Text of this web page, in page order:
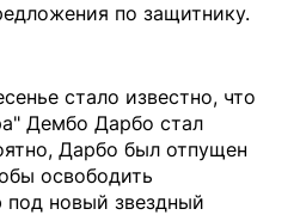
по защитнику.
стало известно, что
Дембо Дарбо стал
Дарбо был отпущен
освободить
новый звездный